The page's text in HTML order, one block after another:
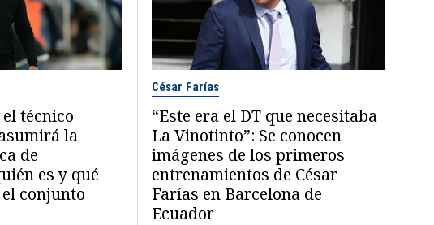
técnico
la
de
es y qué
conjunto
César Farías
“Este era el DT que necesitaba
La Vinotinto”: Se conocen
imágenes de los primeros
entrenamientos de César
Farías en Barcelona de
Ecuador